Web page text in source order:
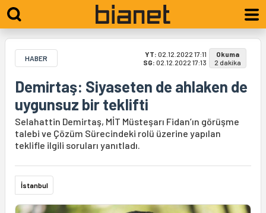
HABER YT: 02.12.2022 17:11
SG: 02.12.2022 17:13
Okuma
2 dakika
Demirtaş: Siyaseten de ahlaken de
uygunsuz bir teklifti
Selahattin Demirtaş, MİT Müsteşarı Fidan’ın görüşme
talebi ve Çözüm Sürecindeki rolü üzerine yapılan
teklifle ilgili soruları yanıtladı.
İstanbul